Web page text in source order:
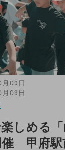
09日
09日
しめる
催 甲府駅